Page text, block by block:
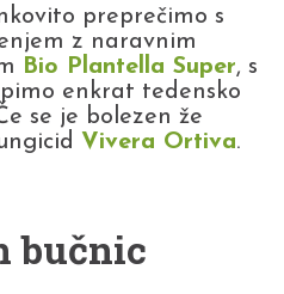
preprečimo s
z naravnim
Bio Plantella Super, s
enkrat tedensko
se je bolezen že
Vivera Ortiva.
bučnic